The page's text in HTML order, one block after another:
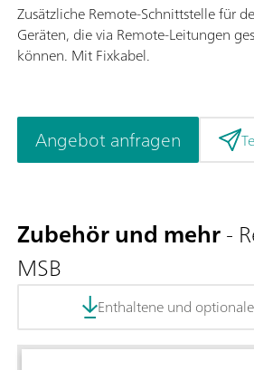
Zusätzliche Remote-Schnittstelle für
Geräten, die via Remote-Leitungen
können. Mit Fixkabel.
Angebot anfragen
Zubehör und mehr-
MSB
Enthaltene und